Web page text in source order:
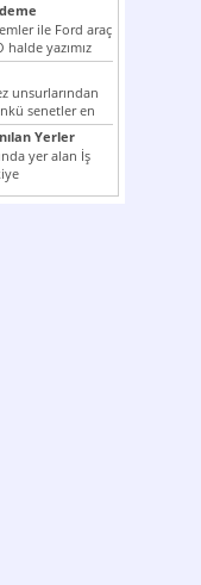
ile Ford araç
yazımız
unsurlarından
senetler en
Taksitler...
Yerler
yer alan İş